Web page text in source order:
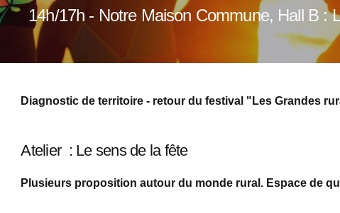
14h/17h - Notre Maison Commune, Hall B :
Diagnostic de territoire - retour du festival "Les Grandes
Atelier : Le sens de la fête
Plusieurs proposition autour du monde rural. Espace de